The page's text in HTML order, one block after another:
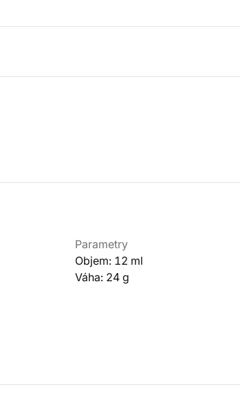
Parametry
Objem: 12 ml
Váha: 24 g